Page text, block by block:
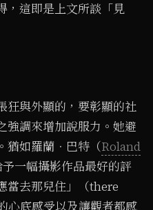
，這即是上文所談「見
狂與外顯的，要彰顯的社
強調來增加說服力。她避
猶如羅蘭．巴特（Roland
一幅攝影作品最好的評
當去那兒住」（there
底感受以及讓觀者都感